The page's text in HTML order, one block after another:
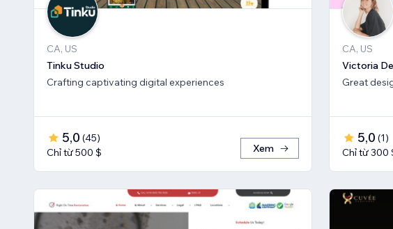
CA, US
Tinku Studio
Crafting captivating digital experiences
5,0 (45)
Chỉ từ 500 $
Xem
CA, US
Victoria
Great
5,0 (1)
Chỉ từ 300